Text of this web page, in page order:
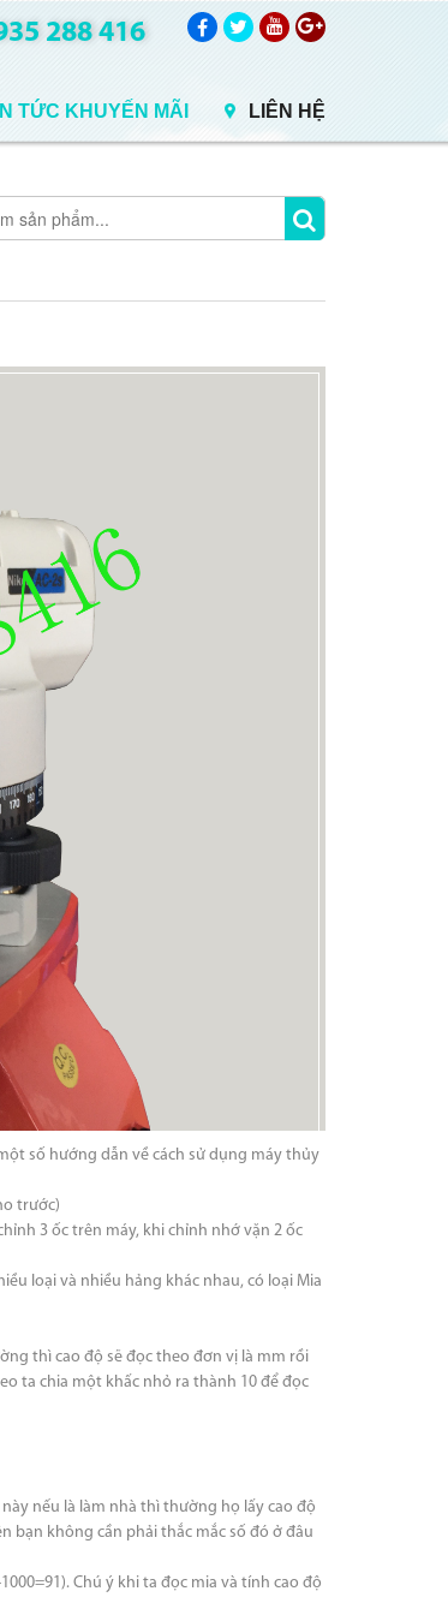
288 416
TỨC KHUYẾN MÃI LIÊN HỆ
số hướng dẫn về cách sử dụng máy thủy
trước)
3 ốc trên máy, khi chỉnh nhớ vặn 2 ốc
loại và nhiều hảng khác nhau, có loại Mia
thì cao độ sẽ đọc theo đơn vị là mm rồi
ta chia một khấc nhỏ ra thành 10 để đọc
nếu là làm nhà thì thường họ lấy cao độ
bạn không cần phải thắc mắc số đó ở đâu
Chú ý khi ta đọc mia và tính cao độ